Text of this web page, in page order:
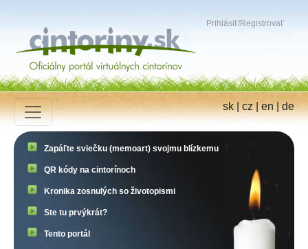
Prihlásiť/Registrovať
sk|cz|en|de
Zapáľte sviečku (memoart) svojmu blízkemu
QR kódy na cintorínoch
Kronika zosnulých so životopismi
Ste tu prvýkrát?
Tento portál